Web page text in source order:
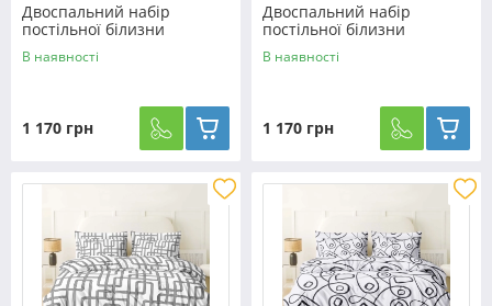
Двоспальний набір
постільної білизни
180*220 із Бязі "Gold" з
простирадлом на резинці
В наявності
1 170 грн
Двоспальний набір
постільної білизни
180*220 із Бязі "Gold" з
простирадлом на резинці
В наявності
1 170 грн